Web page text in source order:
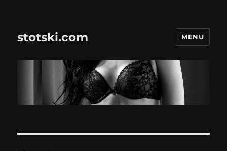
stotski.com MENU